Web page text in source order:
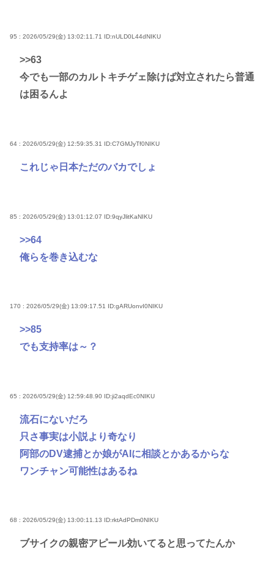
95 : 2026/05/29(金) 13:02:11.71 ID:nULD0L44dNIKU
>>63
今でも一部のカルトキチゲェ除けば対立されたら普通
は困るんよ
64 : 2026/05/29(金) 12:59:35.31 ID:C7GMJyTf0NIKU
これじゃ日本ただのバカでしょ
85 : 2026/05/29(金) 13:01:12.07 ID:9qyJlitKaNIKU
>>64
俺らを巻き込むな
170 : 2026/05/29(金) 13:09:17.51 ID:gARUonvI0NIKU
>>85
でも支持率は～？
65 : 2026/05/29(金) 12:59:48.90 ID:ji2aqdEc0NIKU
流石にないだろ
只さ事実は小説より奇なり
阿部のDV逮捕とか娘がAIに相談とかあるからな
ワンチャン可能性はあるね
68 : 2026/05/29(金) 13:00:11.13 ID:rktAdPDm0NIKU
ブサイクの親密アピール効いてると思ってたんか